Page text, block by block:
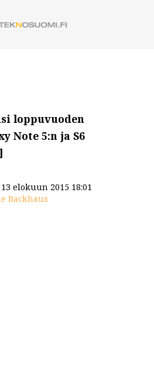
loppuvuoden
Note 5:n ja S6
elokuun 2015 18:01
Backhaus